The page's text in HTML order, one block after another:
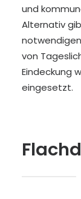
und
Alternativ
von
Eindeckung
eingesetzt.